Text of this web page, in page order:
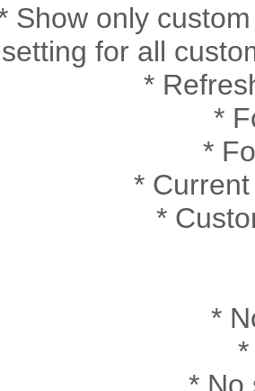
Show only
for all
*
*
*
*
*
*
*